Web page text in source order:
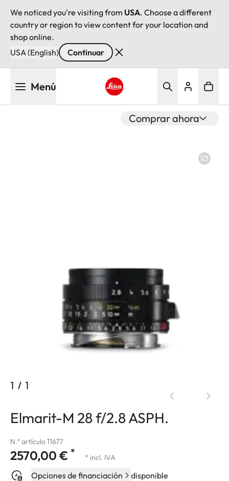
We noticed you're visiting from USA. Choose a different
country or region to view content for your location and
shop online.
USA (English)
Continuar
Menú
Comprar ahora
1 / 1
Elmarit-M 28 f/2.8 ASPH.
N.º artículo 11677
2570,00 € * * incl. IVA
Opciones de financiación
disponible